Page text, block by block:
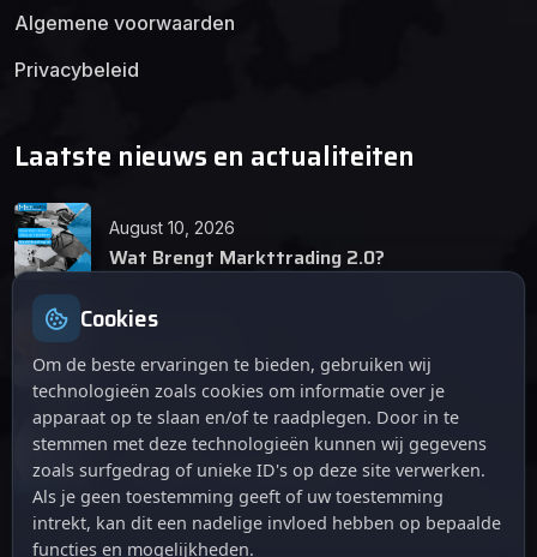
Algemene voorwaarden
Privacybeleid
Laatste nieuws en actualiteiten
August 10, 2026
Wat Brengt Markttrading 2.0?
Tips en Tricks
April 12, 2026
De opkomst van Markttrading 2.0: Een
revolutie in online handelen.
Cookies
Om de beste ervaringen te bieden, gebruiken wij
technologieën zoals cookies om informatie over je
apparaat op te slaan en/of te raadplegen. Door in te
stemmen met deze technologieën kunnen wij gegevens
zoals surfgedrag of unieke ID's op deze site verwerken.
Als je geen toestemming geeft of uw toestemming
intrekt, kan dit een nadelige invloed hebben op bepaalde
functies en mogelijkheden.